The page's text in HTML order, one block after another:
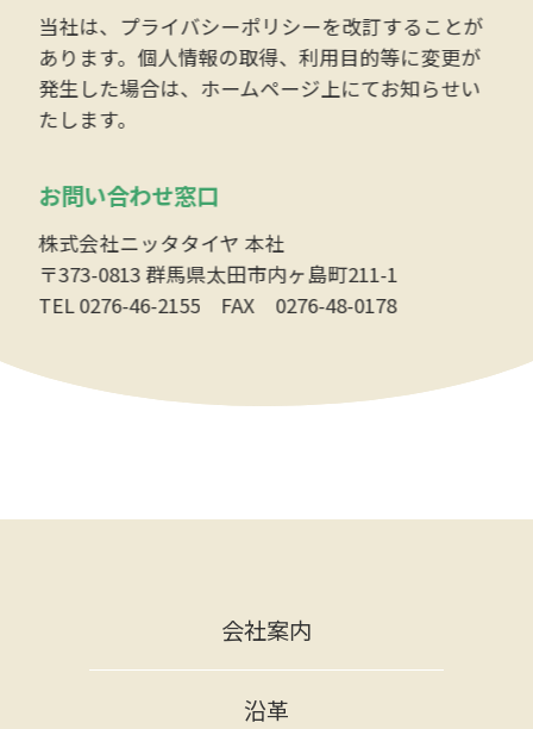
当社は、プライバシーポリシーを改訂することが
あります。個人情報の取得、利用目的等に変更が
発生した場合は、ホームページ上にてお知らせい
たします。
お問い合わせ窓口
株式会社ニッタタイヤ 本社
〒373-0813 群馬県太田市内ヶ島町211-1
TEL 0276-46-2155 FAX 0276-48-0178
会社案内
沿革